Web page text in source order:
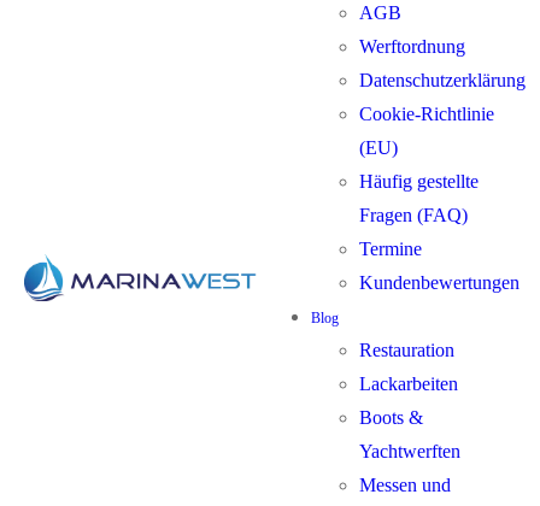
AGB
Werftordnung
Datenschutzerklärung
Cookie-Richtlinie
(EU)
Häufig gestellte
Fragen (FAQ)
Termine
Kundenbewertungen
Blog
Restauration
Lackarbeiten
Boots &
Yachtwerften
Messen und